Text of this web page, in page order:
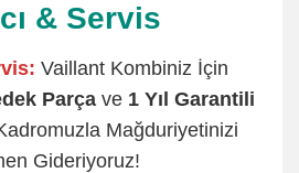
& Servis
Vaillant Kombiniz İçin
Parça ve 1 Yıl Garantili
Mağduriyetinizi
Gideriyoruz!